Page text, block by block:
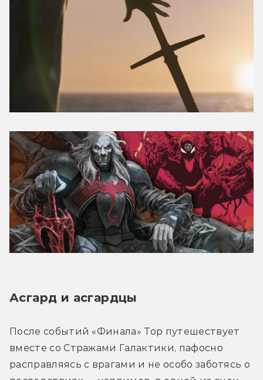
Асгард и асгардцы
После событий «Финала» Тор путешествует
вместе со Стражами Галактики, пафосно
расправляясь с врагами и не особо заботясь о